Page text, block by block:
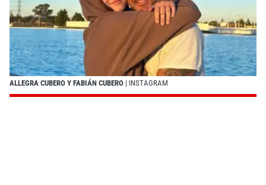
ALLEGRA CUBERO Y FABIÁN CUBERO | INSTAGRAM